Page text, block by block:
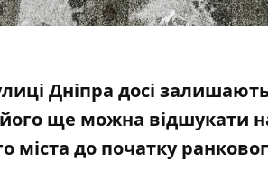
Дніпра досі
ще можна відшукати
до початку